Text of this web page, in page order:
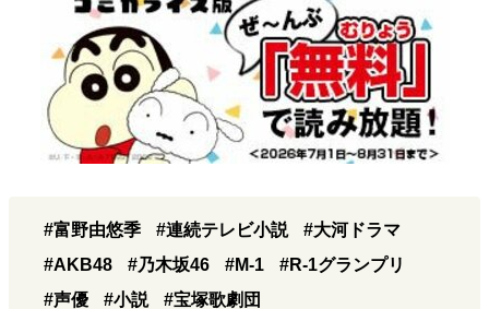
#富野由悠季 #連続テレビ小説
#大河ドラマ
#AKB48
#乃木坂46 #M-1
#R-1グランプリ
#声優
#小説 #宝塚歌劇団